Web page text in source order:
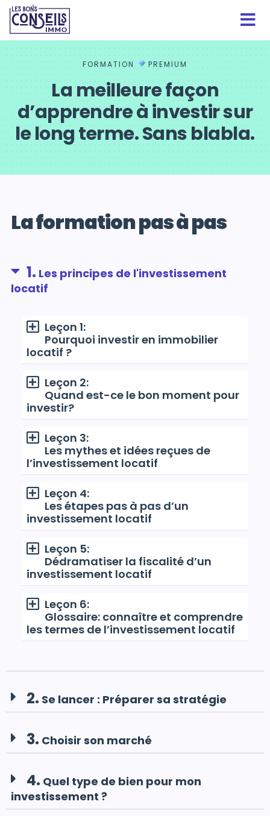
FORMATION PREMIUM
La meilleure façon
d’apprendre à investir sur
le long terme. Sans blabla.
La formation pas à pas
1. Les principes de l'investissement
locatif
Leçon 1:
Pourquoi investir en immobilier
locatif ?
Leçon 2:
Quand est-ce le bon moment pour
investir?
Leçon 3:
Les mythes et idées reçues de
l’investissement locatif
Leçon 4:
Les étapes pas à pas d’un
investissement locatif
Leçon 5:
Dédramatiser la fiscalité d’un
investissement locatif
Leçon 6:
Glossaire: connaître et comprendre
les termes de l’investissement locatif
2. Se lancer : Préparer sa stratégie
3. Choisir son marché
4. Quel type de bien pour mon
investissement ?